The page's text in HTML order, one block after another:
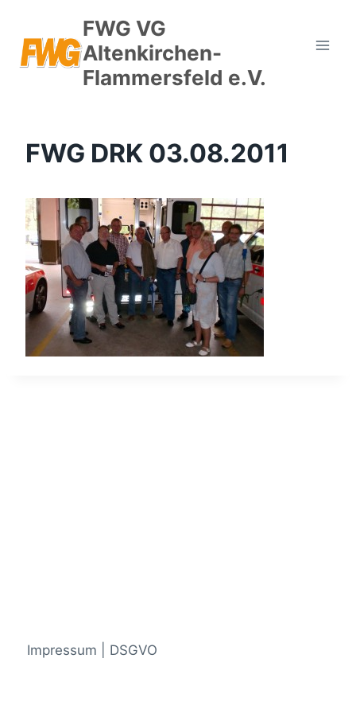
springen
FWG VG
Altenkirchen-
Flammersfeld e.V.
FWG DRK 03.08.2011
Impressum | DSGVO